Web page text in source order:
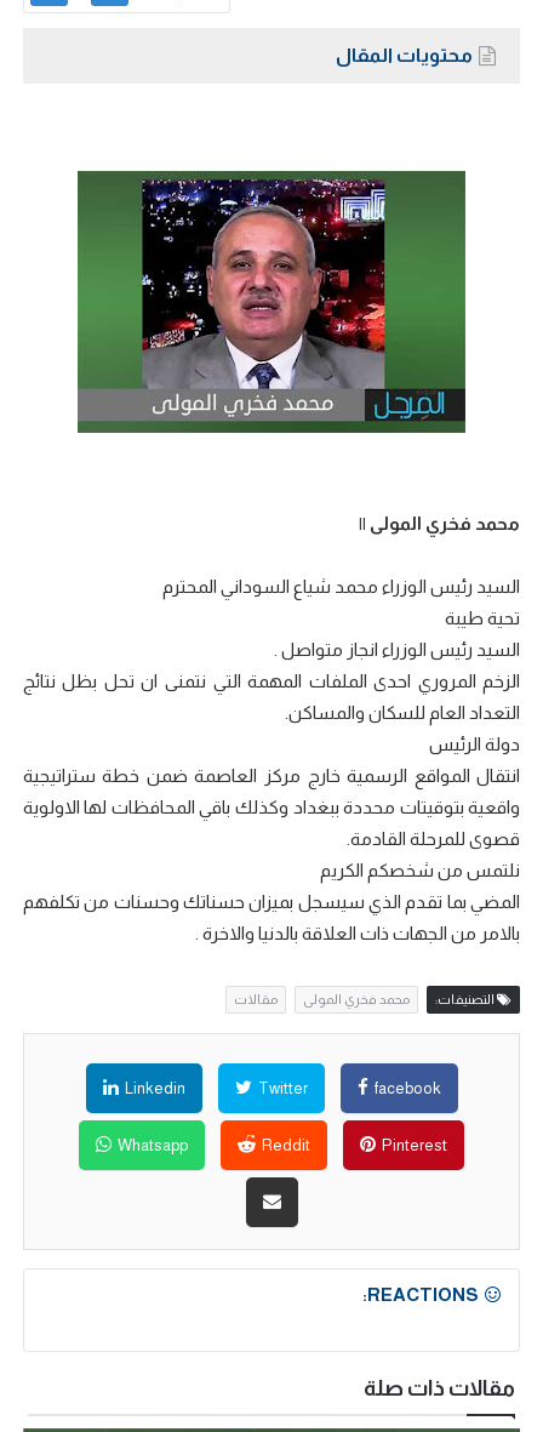
محتويات المقال
محمد فخري المولى ||
السيد رئيس الوزراء محمد شياع السوداني المحترم
تحية طيبة
السيد رئيس الوزراء انجاز متواصل .
الزخم المروري احدى الملفات المهمة التي نتمنى ان تحل بظل نتائج
التعداد العام للسكان والمساكن.
دولة الرئيس
انتقال المواقع الرسمية خارج مركز العاصمة ضمن خطة ستراتيجية
واقعية بتوقيتات محددة ببغداد وكذلك باقي المحافظات لها الاولوية
قصوى للمرحلة القادمة.
نلتمس من شخصكم الكريم
المضي بما تقدم الذي سيسجل بميزان حسناتك وحسنات من تكلفهم
بالامر من الجهات ذات العلاقة بالدنيا والاخرة .
التصنيفات: محمد فخري المولى مقالات
facebook
Twitter
Linkedin
Pinterest
Reddit
Whatsapp
REACTIONS:
مقالات ذات صلة